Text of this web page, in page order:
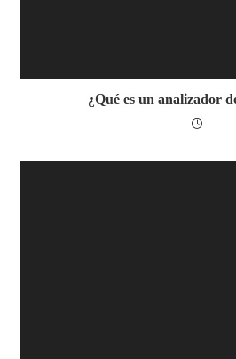
¿Qué es un analizador